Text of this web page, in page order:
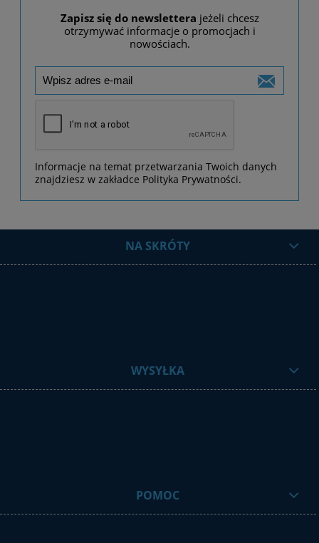
Zapisz się do newslettera jeżeli chcesz
otrzymywać informacje o promocjach i
nowościach.
Informacje na temat przetwarzania Twoich danych
znajdziesz w zakładce Polityka Prywatności.
NA SKRÓTY
WYSYŁKA
POMOC